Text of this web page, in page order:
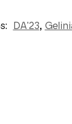
DA'23,